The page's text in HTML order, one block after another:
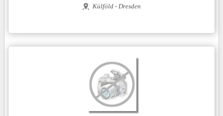
Külföld - Dresden